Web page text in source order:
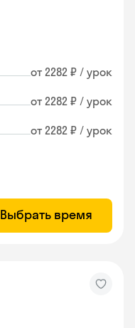
от 2282 ₽ / урок
от 2282 ₽ / урок
от 2282 ₽ / урок
Выбрать время